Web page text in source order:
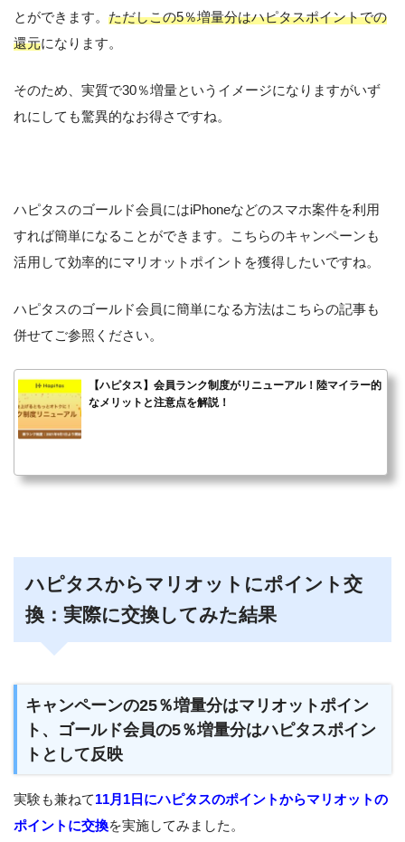
とができます。 ただしこの5％増量分はハピタスポイントでの
還元になります。
そのため、実質で30％増量というイメージになりますがいず
れにしても驚異的なお得さですね。
ハピタスのゴールド会員にはiPhoneなどのスマホ案件を利用
すれば簡単になることができます。こちらのキャンペーンも
活用して効率的にマリオットポイントを獲得したいですね。
ハピタスのゴールド会員に簡単になる方法はこちらの記事も
併せてご参照ください。
【ハピタス】会員ランク制度がリニューアル！陸マイラー的
なメリットと注意点を解説！
ハピタスからマリオットにポイント交
換：実際に交換してみた結果
キャンペーンの25％増量分はマリオットポイン
ト、ゴールド会員の5％増量分はハピタスポイン
トとして反映
実験も兼ねて11月1日にハピタスのポイントからマリオットの
ポイントに交換を実施してみました。